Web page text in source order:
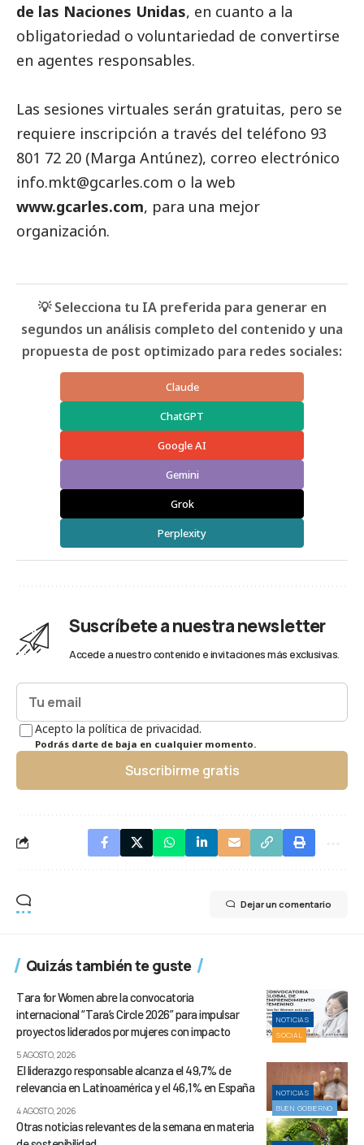
de las Naciones Unidas, en cuanto a la
obligatoriedad o voluntariedad de convertirse
en agentes responsables.
Las sesiones virtuales serán gratuitas, pero se
requiere inscripción a través del teléfono 93
801 72 20 (Marga Antúnez), correo electrónico
info.mkt@gcarles.com o la web
www.gcarles.com, para una mejor
organización.
💡 Selecciona tu IA preferida para generar en
segundos un análisis completo del contenido y una
propuesta de post optimizado para redes sociales:
Claude
ChatGPT
Google AI
Gemini
Grok
Perplexity
Suscríbete a nuestra newsletter
Accede a nuestro contenido e invitaciones más exclusivas.
Acepto la política de privacidad.
Podrás darte de baja en cualquier momento.
Suscribirme gratis
Dejar un comentario
Quizás también te guste
NOTICIAS
SOCIAL
Tara for Women abre la convocatoria
internacional “Tara’s Circle 2026” para impulsar
proyectos liderados por mujeres con impacto
5 AGOSTO, 2026
NOTICIAS
BUEN GOBIERNO
El liderazgo responsable alcanza el 49,7% de
relevancia en Latinoamérica y el 46,1% en España
4 AGOSTO, 2026
Otras noticias relevantes de la semana en materia